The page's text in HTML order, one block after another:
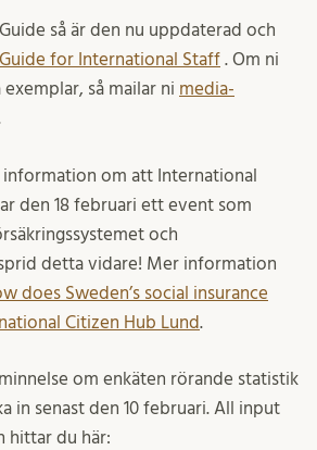
så är den nu uppdaterad och
for International Staff . Om ni
så mailar ni media-
om att International
den 18 februari ett event som
och
sprid detta vidare! Mer information
does Sweden’s social insurance
Citizen Hub Lund.
om enkäten rörande statistik
in senast den 10 februari. All input
hittar du här: